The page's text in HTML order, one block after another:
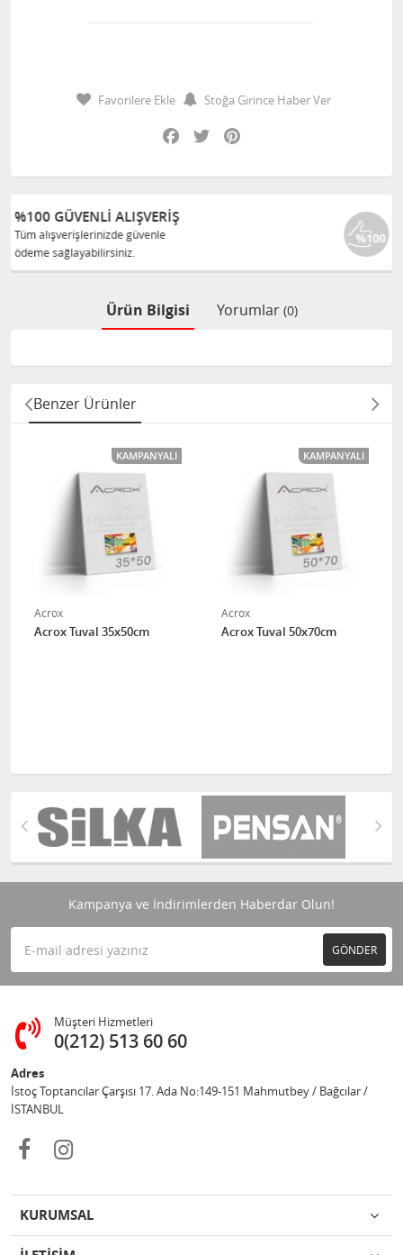
Favorilere Ekle
Stoğa Girince Haber Ver
Facebook
Twitter
%100 ORJINAL ÜRÜNLER
Ürün Bilgisi Yorumlar (0)
Benzer Ürünler
KAMPANYALI
Acrox
Acrox Tuval 35x50cm
KAMPANYALI
Acrox
Acrox Tuval 50x70cm
Kampanya ve İndirimlerden Haberdar Olun!
GÖNDER
Müşteri Hizmetleri
0(212) 513 60 60
Adres
İstoç Toptancılar Çarşısı 17. Ada No:149-151 Mahmutbey / Bağcılar /
İSTANBUL
KURUMSAL